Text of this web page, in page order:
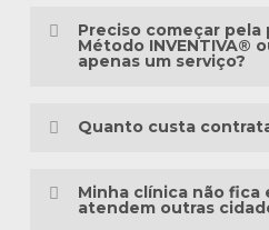
mais do que
paciente, as
como as pessoas
Preciso começar pela
Método INVENTIVA®
apenas um serviço?
diferente da sua
precisam estruturar
Quanto custa
padronizados, porque
Minha clínica não fica
atendem outras